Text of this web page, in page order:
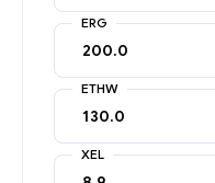
ERG
ETHW
XEL